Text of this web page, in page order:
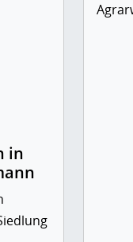
in